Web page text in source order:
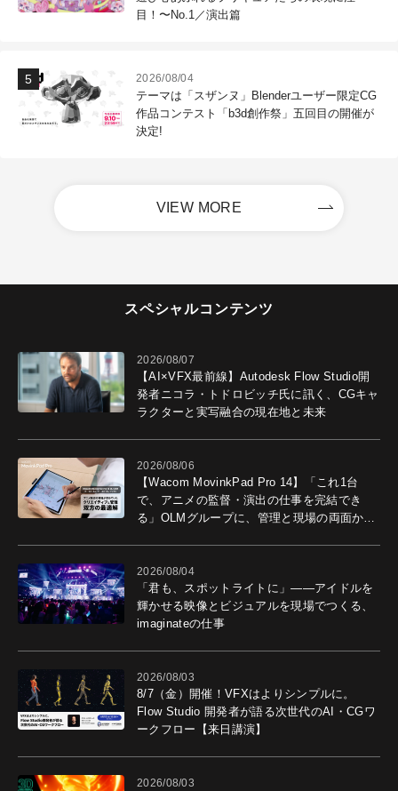
目！〜No.1／演出篇
2026/08/04
テーマは「スザンヌ」Blenderユーザー限定CG
作品コンテスト「b3d創作祭」五回目の開催が
決定!
VIEW MORE
スペシャルコンテンツ
2026/08/07
【AI×VFX最前線】Autodesk Flow Studio開
発者ニコラ・トドロビッチ氏に訊く、CGキャ
ラクターと実写融合の現在地と未来
2026/08/06
【Wacom MovinkPad Pro 14】「これ1台
で、アニメの監督・演出の仕事を完結でき
る」OLMグループに、管理と現場の両面から
2026/08/04
「君も、スポットライトに」――アイドルを
輝かせる映像とビジュアルを現場でつくる、
imaginateの仕事
2026/08/03
8/7（金）開催！VFXはよりシンプルに。
Flow Studio 開発者が語る次世代のAI・CGワ
ークフロー【来日講演】
2026/08/03